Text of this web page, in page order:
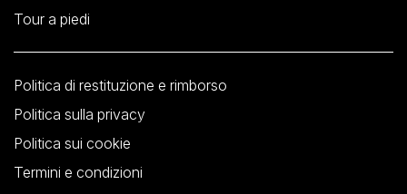
Tour a piedi
Politica di restituzione e rimborso
Politica sulla privacy
Politica sui cookie
Termini e condizioni